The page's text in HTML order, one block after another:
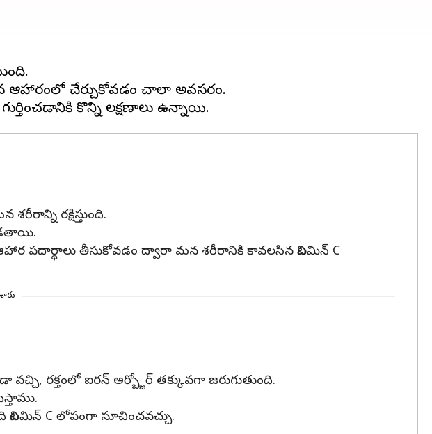
ఆహారంలో చేర్చుకోవడం చాలా అవసరం.
రక్షిస్తుంది.
ఆహార పదార్థాలు తీసుకోవడం ద్వారా మన శరీరానికి కావలసిన విటమిన్ C
రక్తంలో ఐరన్ అర్బ్జోర్ తక్కువగా జరుగుతుంది.
విటమిన్ C లోపంగా సూచించవచ్చు.